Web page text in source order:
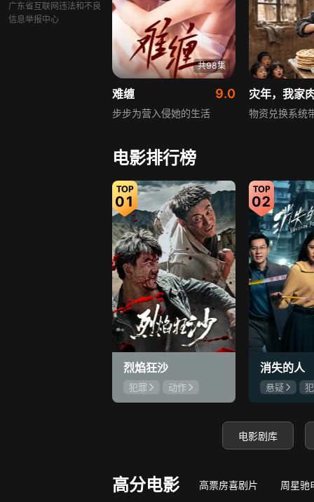
广东省互联网违法和不良
信息举报中心
共98集
难缠 9.0
步步为营入侵她的生活
灾年，我家
物资兑换系统
共62集
心动误差 8.8
错睡总裁，蓄谋闪婚！ 守底线，方能
电影排行榜
01
烈焰狂沙
犯罪
动作
刘俊孝
康磊
02
消失的人
悬疑
郑恺
电影剧库
高分电影 高票房喜剧片 周星驰